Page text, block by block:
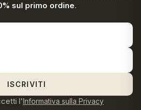
sul primo ordine.
ISCRIVITI
l'Informativa sulla Privacy